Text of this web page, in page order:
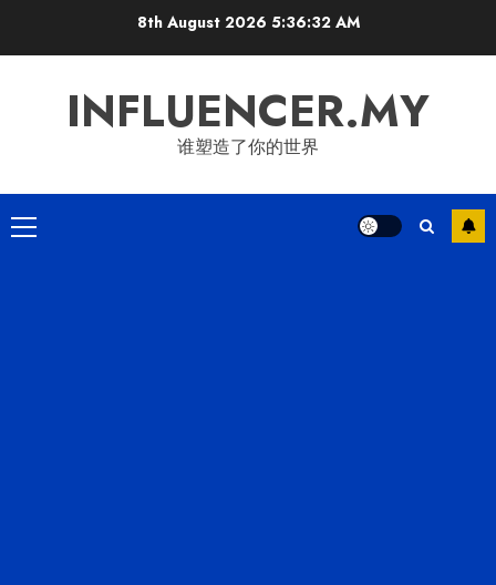
8th August 2026 5:36:32 AM
INFLUENCER.MY
谁塑造了你的世界
Primary